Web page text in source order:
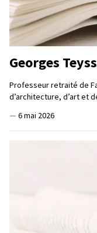
Georges
Professeur retraité de
d’architecture, d’art et
— 6 mai 2026